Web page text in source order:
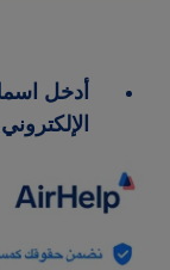
أدخل